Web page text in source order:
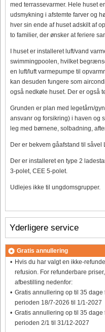
med terrassevarmer. Hele huset
udsmykning i afstemte farver og
hver sin ende af huset adskilt af
to familier, der ønsker at feriere
I huset er installeret luft/vand
swimmingpoolen, hvilket
en luft/luft varmepumpe til
kan desuden fungere som
også nedkøle huset. Der er også
Grunden er plan med legetårn/
ansvanr og forsikring) i haven og
leg med børnene, solbadning,
Der er bekvem gåafstand til såvel
Der er installeret en type 2
3-polet, CEE 5-polet.
Udlejes ikke til ungdomsgrupper.
Yderligere service
Gratis annullering
Hvis du har valgt en ikke-
refusion. For refunderbare
afbestilling nedenfor:
Gratis annullering op til 35
perioden 18/7-2026 til 1/1-2027
Gratis annullering op til 35
perioden 2/1 til 31/12-2027